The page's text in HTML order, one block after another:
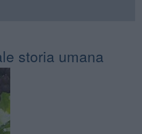
storia umana